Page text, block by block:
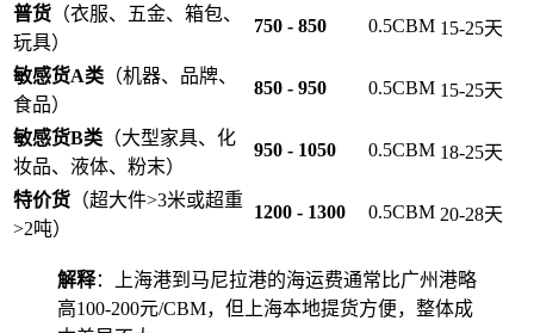
普货 （衣服、五金、箱包、
玩具）
750 - 850 0.5CBM 15-25天
敏感货A类 （机器、品牌、
食品）
850 - 950 0.5CBM 15-25天
敏感货B类 （大型家具、化
妆品、液体、粉末）
950 - 1050 0.5CBM 18-25天
特价货 （超大件>3米或超重
>2吨）
1200 - 1300 0.5CBM 20-28天
解释：上海港到马尼拉港的海运费通常比广州港略
高100-200元/CBM，但上海本地提货方便，整体成